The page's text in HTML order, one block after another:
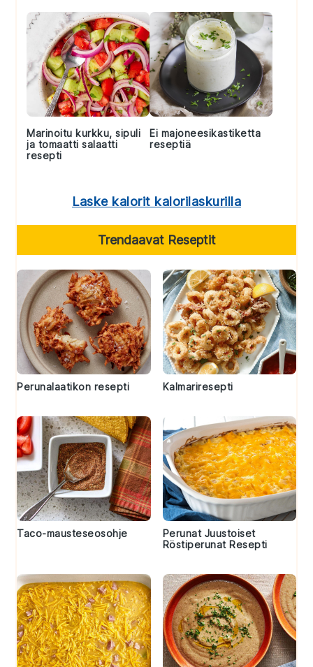
Marinoitu kurkku, sipuli
ja tomaatti salaatti
resepti
Ei majoneesikastiketta
reseptiä
Laske kalorit kalorilaskurilla
Trendaavat Reseptit
Perunalaatikon resepti Kalmariresepti
Taco-mausteseosohje
Perunat Juustoiset
Röstiperunat Resepti